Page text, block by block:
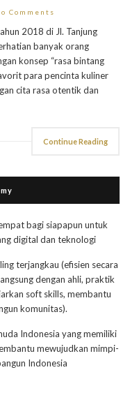
Comments
2018 di Jl. Tanjung
banyak orang
konsep “rasa bintang
para pencinta kuliner
cita rasa otentik dan
Continue Reading
bagi siapapun untuk
digital dan teknologi
terjangkau (efisien secara
dengan ahli, praktik
soft skills, membantu
komunitas).
Indonesia yang memiliki
mewujudkan mimpi-
Indonesia